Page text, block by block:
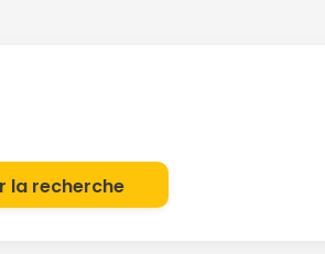
la recherche